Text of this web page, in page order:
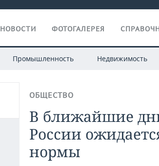
НОВОСТИ ФОТОГАЛЕРЕЯ
Промышленность Недвижимость
ОБЩЕСТВО
В ближайшие
России
нормы